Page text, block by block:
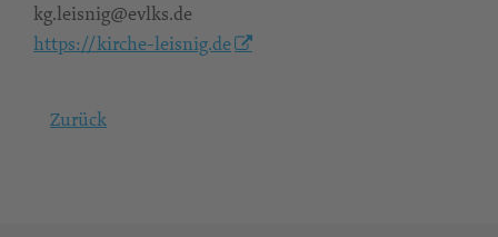
kg.leisnig@evlks.de
https://kirche-leisnig.de
Zurück